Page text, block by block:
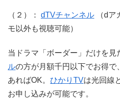
（２）： dTVチャンネル （dア
モ以外も視聴可能）
当ドラマ「ボーダー」だけを見
ルの方が月額千円以下でお得
あればOK。 ひかりTVは光回線
お申し込みが可能です。